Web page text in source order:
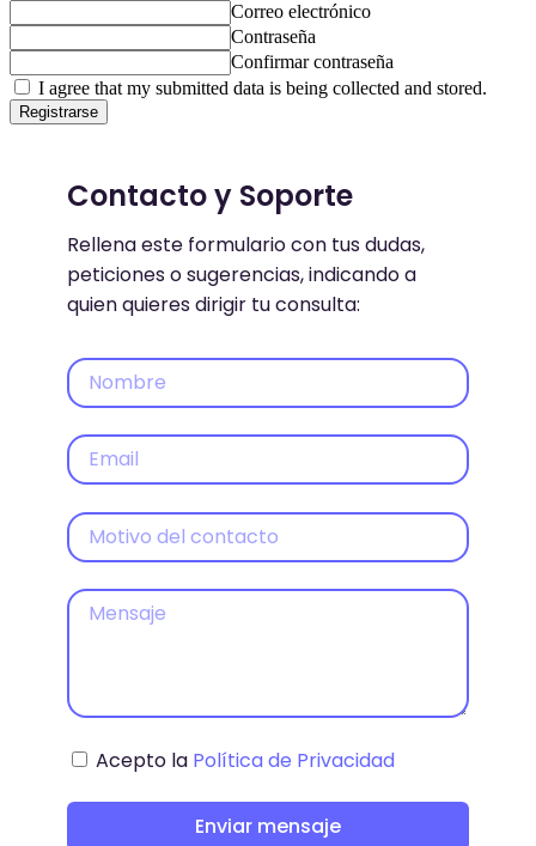
Correo electrónico
Contraseña
Confirmar contraseña
I agree that my submitted data is being collected and stored.
Contacto y Soporte
Rellena este formulario con tus dudas,
peticiones o sugerencias, indicando a
quien quieres dirigir tu consulta:
Acepto la Política de Privacidad
Enviar mensaje